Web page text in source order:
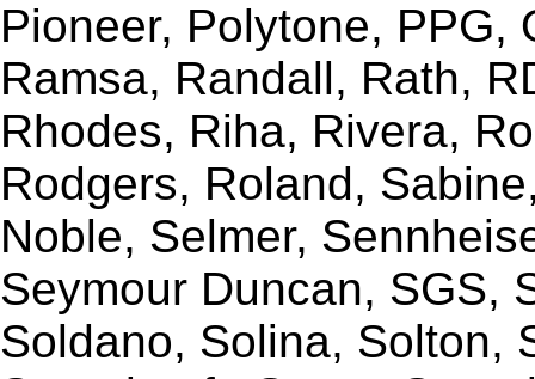
Pioneer, Polytone, PPG,
Ramsa, Randall, Rath,
Rhodes, Riha, Rivera,
Rodgers, Roland,
Noble, Selmer,
Seymour Duncan, SGS,
Soldano, Solina, Solton,